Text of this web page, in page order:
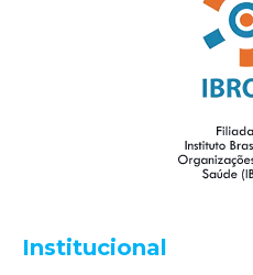
Institucional